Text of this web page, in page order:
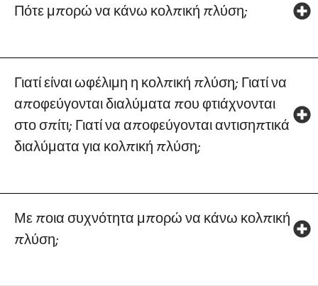
Πότε μπορώ να κάνω κολπική πλύση;
Γιατί είναι ωφέλιμη η κολπική πλύση; Γιατί να
αποφεύγονται διαλύματα που φτιάχνονται
στο σπίτι; Γιατί να αποφεύγονται αντισηπτικά
διαλύματα για κολπική πλύση;
Με ποια συχνότητα μπορώ να κάνω κολπική
πλύση;